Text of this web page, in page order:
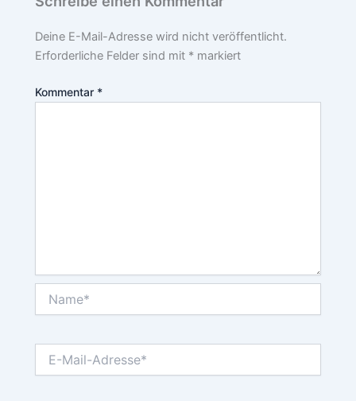
Deine E-Mail-Adresse wird nicht veröffentlicht.
Erforderliche Felder sind mit * markiert
Kommentar *
Mail-